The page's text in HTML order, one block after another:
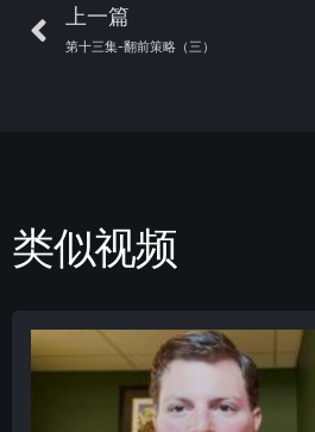
上一篇
第十三集-翻前策略（三）
类似视频